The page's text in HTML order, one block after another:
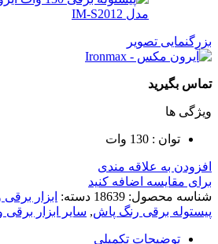
بزرگنمایی تصویر
تماس بگیرید
ویژگی ها
توان : 130 وات
افزودن به علاقه مندی
برای مقایسه اضافه کنید
شناسه محصول: 18639 دسته: ابزار
پیستوله برقی رنگ پاش, سایر ابزار
توضیحات تکمیلی